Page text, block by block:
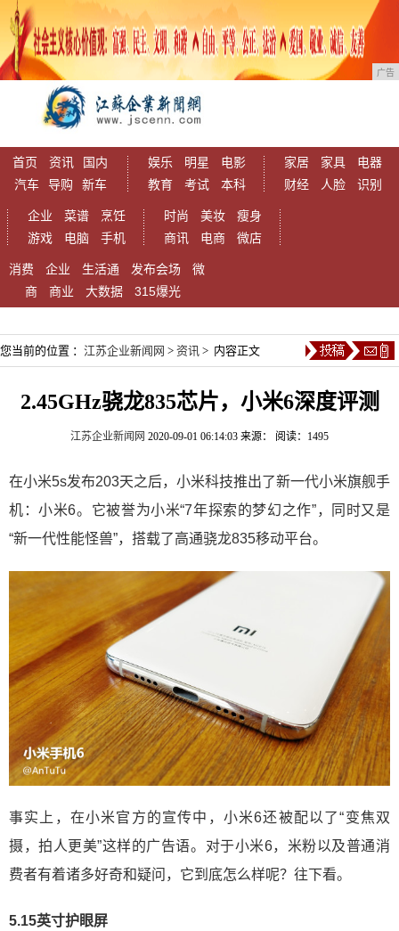
广告
首页 资讯
国内
汽车
导购 新车
娱乐 明星
电影
教育
考试 本科
家居 家具
电器
财经
人脸 识别
企业 菜谱
烹饪
游戏
电脑 手机
时尚 美妆
瘦身
商讯
电商 微店
消费 企业 生活通 发布会场
微
商
商业 大数据 315爆光
您当前的位置 ： 江苏企业新闻网 > 资讯 > 内容正文
2.45GHz骁龙835芯片，小米6深度评测
江苏企业新闻网 2020-09-01 06:14:03 来源： 阅读：1495
在小米5s发布203天之后，小米科技推出了新一代小米旗舰手
机：小米6。它被誉为小米“7年探索的梦幻之作”，同时又是
“新一代性能怪兽”，搭载了高通骁龙835移动平台。
事实上，在小米官方的宣传中，小米6还被配以了“变焦双
摄，拍人更美”这样的广告语。对于小米6，米粉以及普通消
费者有着诸多好奇和疑问，它到底怎么样呢？往下看。
5.15英寸护眼屏